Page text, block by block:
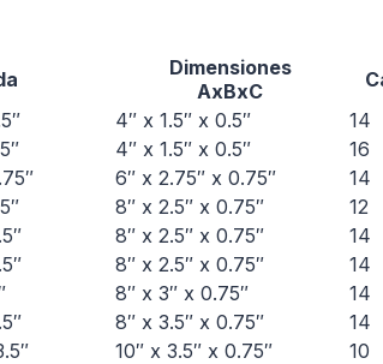
Dimensiones
AxBxC
4″ x 1.5″ x 0.5″ 14
4″ x 1.5″ x 0.5″ 16
6″ x 2.75″ x 0.75″ 14
8″ x 2.5″ x 0.75″ 12
8″ x 2.5″ x 0.75″ 14
8″ x 2.5″ x 0.75″ 14
8″ x 3″ x 0.75″ 14
8″ x 3.5″ x 0.75″ 14
10″ x 3.5″ x 0.75″ 10